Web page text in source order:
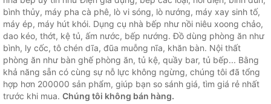
bình thủy, máy pha cà phê, lò vi sóng, lò nướng, máy xay sinh tố,
máy ép, máy hút khói. Dụng cụ nhà bếp như nồi niêu xoong chảo,
dao kéo, thớt, kệ tủ, ấm nước, bếp nướng. Đồ dùng phòng ăn như
bình, ly cốc, tô chén dĩa, đũa muỗng nĩa, khăn bàn. Nội thất
phòng ăn như bàn ghế phòng ăn, tủ kệ, quầy bar, tủ bếp... Bằng
khả năng sẵn có cùng sự nỗ lực không ngừng, chúng tôi đã tổng
hợp hơn 200000 sản phẩm, giúp bạn so sánh giá, tìm giá rẻ nhất
trước khi mua. Chúng tôi không bán hàng.